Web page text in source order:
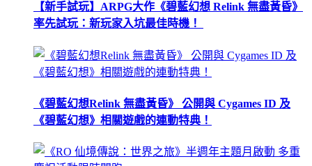
【新手試玩】ARPG大作《碧藍幻想 Relink 無盡黃昏》
率先試玩：新玩家入坑最佳時機！
《碧藍幻想Relink 無盡黃昏》 公開與 Cygames ID 及
《碧藍幻想》相關遊戲的連動特典！